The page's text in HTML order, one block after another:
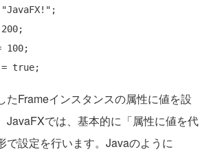
"JavaFX!" ;
100;
true
Frameインスタンスの属性に値を設
JavaFXでは、基本的に「属性に値を代
で設定を行います。Javaのように